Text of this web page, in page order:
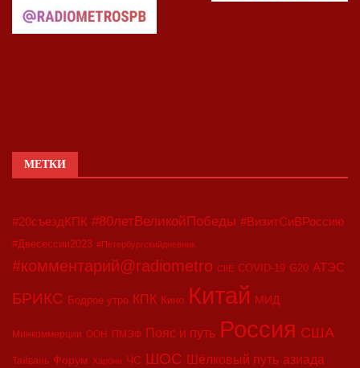
МЕТКИ
#20съездКПК #80летВеликойПобеды #ВизитСиВРоссию
#Двесессии2023 #Петербургскийдневник
#комментарий@radiometro CIIE COVID-19 G20 АТЭС
БРИКС Бодрое утро КПК Кино Китай МИД
Минкоммерции ООН ПМЭФ Пояс и путь Россия США
Тайвань Форум Харбин ЧС ШОС Шёлковый путь азиада